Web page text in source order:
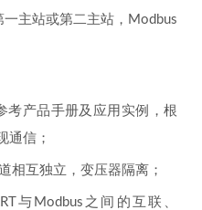
主站或第二主站，Modbus
考产品手册及应用实例，根
通信；
相互独立，变压器隔离；
与Modbus之间的互联、